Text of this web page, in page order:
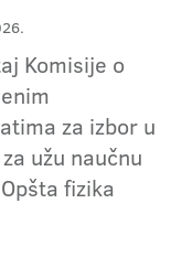
Komisije o
za izbor u
užu naučnu
fizika